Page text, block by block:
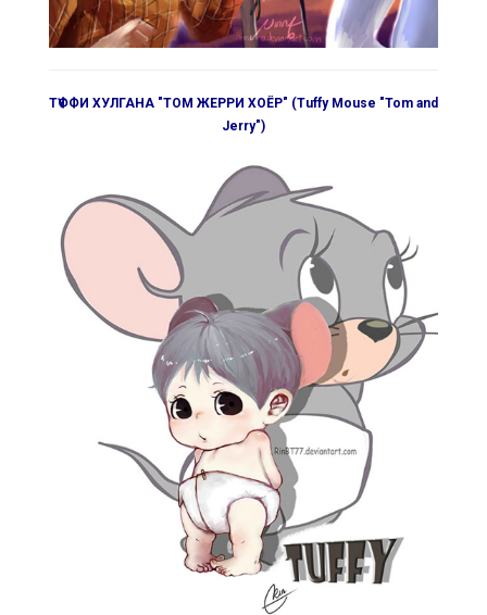
ТҮФФИ ХУЛГАНА "ТОМ ЖЕРРИ ХОЁР" (Tuffy Mouse "Tom and
Jerry")